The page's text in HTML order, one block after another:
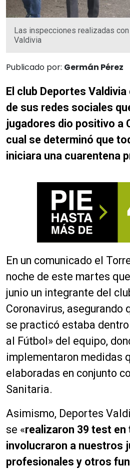
Las inspecciones realizadas
Valdivia
Publicado por: Germán Pérez
El club Deportes
de sus redes sociales
jugadores dio positivo a
cual se determinó que
iniciara una cuarentena
En un comunicado el
noche de este martes
junio un integrante del
Coronavirus, asegurando
se practicó estaba
al Fútbol» del equipo,
implementaron medidas
elaboradas en conjunto
Sanitaria.
Asimismo, Deportes
se «realizaron 39 test en
involucraron a nuestros
profesionales y otros